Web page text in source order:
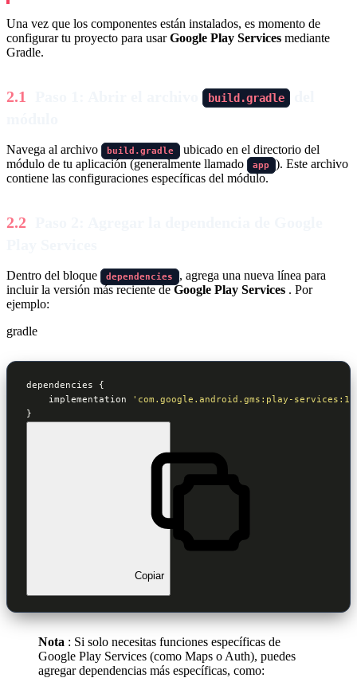
Una vez que los componentes están instalados, es momento de
configurar tu proyecto para usarGoogle Play Services mediante
Gradle.
build.gradle
Navega al archivo build.gradle ubicado en el directorio del
módulo de tu aplicación (generalmente llamado
app
). Este archivo
contiene las configuraciones específicas del módulo.
Dentro del bloque dependencies
, agrega una nueva línea para
incluir la versión más reciente deGoogle Play Services . Por
ejemplo:
gradle
dependencies {
    implementation
'com.google.android.gms:play-
}
Copiar
Nota : Si solo necesitas funciones específicas de
Google Play Services (como Maps o Auth), puedes
agregar dependencias más específicas, como: